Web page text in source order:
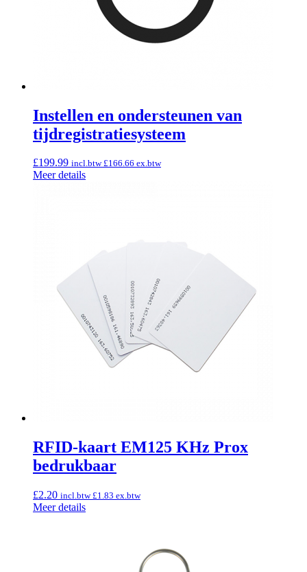
Instellen en ondersteunen van
tijdregistratiesysteem
£199.99 incl.btw£166.66 ex.btw
Meer details
RFID-kaart EM125 KHz Prox
bedrukbaar
£2.20 incl.btw£1.83 ex.btw
Meer details